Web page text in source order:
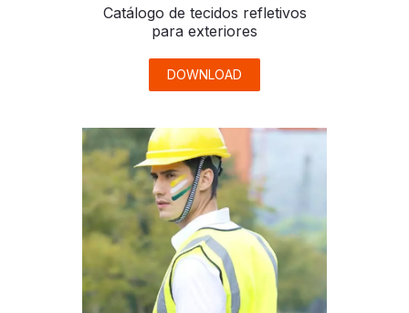
Catálogo de tecidos refletivos
para exteriores
DOWNLOAD